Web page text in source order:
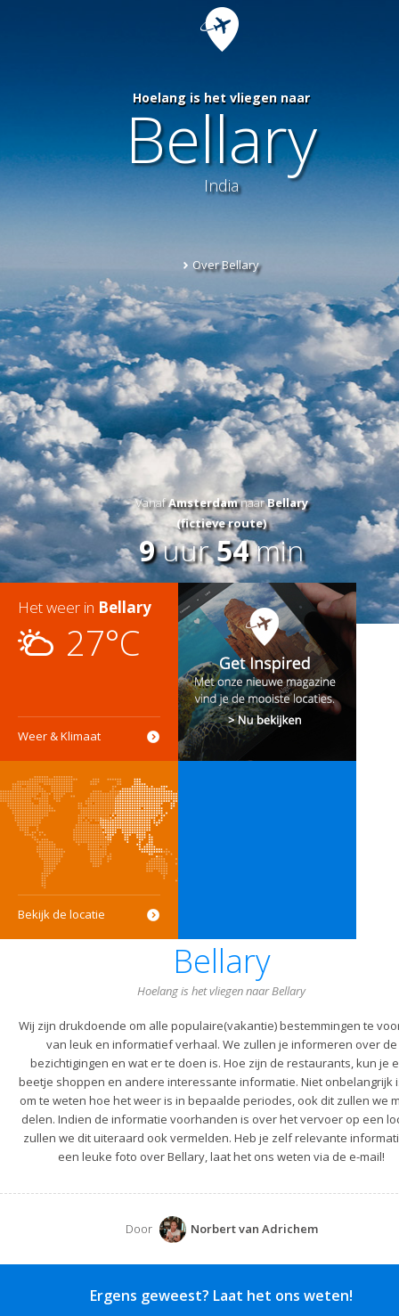
Hoelang is het vliegen naar
Bellary
India
Over Bellary
VanafAmsterdamnaarBellary
(fictieve route)
9uur54min
Het weer in Bellary
27°C
Weer & Klimaat
Bekijk de locatie
Bellary
Hoelang is het vliegen naar Bellary
Wij zijn drukdoende om alle populaire(vakantie) bestemmingen te
van leuk en informatief verhaal. We zullen je informeren over de
bezichtigingen en wat er te doen is. Hoe zijn de restaurants, kun je
beetje shoppen en andere interessante informatie. Niet onbelangrijk
om te weten hoe het weer is in bepaalde periodes, ook dit zullen we
delen. Indien de informatie voorhanden is over het vervoer op een
zullen we dit uiteraard ook vermelden. Heb je zelf relevante
een leuke foto over Bellary, laat het ons weten via de e-mail!
Door Norbert van Adrichem
Ergens geweest? Laat het ons weten!